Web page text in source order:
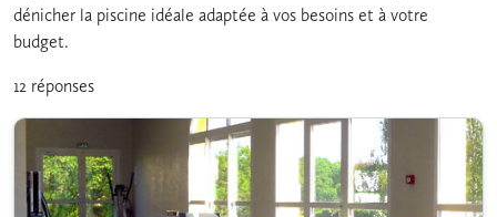
dénicher la piscine idéale adaptée à vos besoins et à votre
budget.
12 réponses